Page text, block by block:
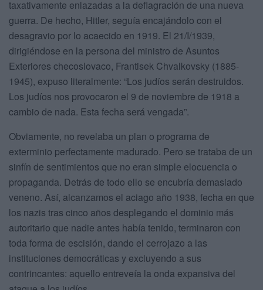
taxativamente enlazadas a la deflagración de una nueva
guerra. De hecho, Hitler, seguía encajándolo con el
desagravio por lo acaecido en 1919. El 21/I/1939,
dirigiéndose en la persona del ministro de Asuntos
Exteriores checoslovaco, Frantisek Chvalkovsky (1885-
1945), expuso literalmente: “Los judíos serán destruidos.
Los judíos nos provocaron el 9 de noviembre de 1918 a
cambio de nada. Esta fecha será vengada”.
Obviamente, no revelaba un plan o programa de
exterminio perfectamente madurado. Pero se trataba de un
sinfín de sentimientos que no eran simple elocuencia o
propaganda. Detrás de todo ello se encubría demasiado
veneno. Así, alcanzamos el aciago año 1938, fecha en que
los nazis tras cinco años desplegando el dominio más
autoritario que nadie antes había tenido, terminaron con
toda forma de escisión, dando el cerrojazo a las
instituciones democráticas y excluyendo a sus
contrincantes: aquello entreveía la onda expansiva del